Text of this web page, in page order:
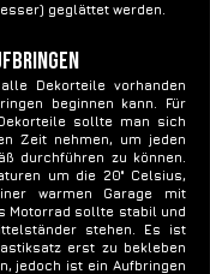
geglättet werden.
Dekorteile vorhanden
beginnen kann. Für
sollte man sich
Zeit nehmen, um jeden
durchführen zu können.
um die 20° Celsius,
warmen Garage mit
Motorrad sollte stabil und
stehen. Es ist
erst zu bekleben
jedoch ist ein Aufbringen